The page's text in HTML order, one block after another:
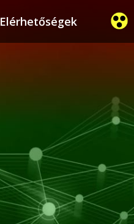
Elérhetőségek
Elérhetőségek